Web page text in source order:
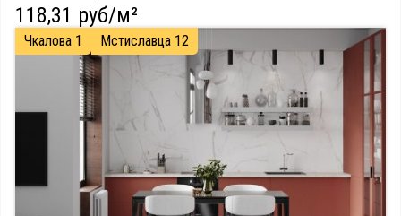
118,31 руб/м²
Чкалова 1 Мстиславца 12